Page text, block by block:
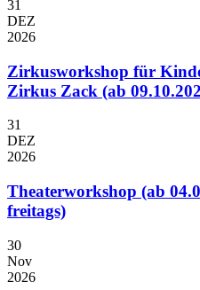
31
DEZ
2026
Zirkusworkshop für
Zirkus Zack (ab
31
DEZ
2026
Theaterworkshop (ab
freitags)
30
Nov
2026